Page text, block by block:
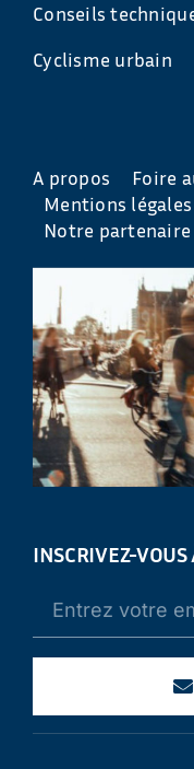
Conseils
Cyclisme urbain
A propos
Foire
Mentions
Notre
INSCRIVEZ-